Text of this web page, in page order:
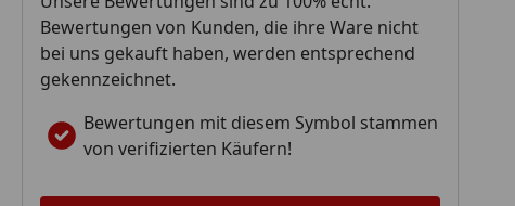
Bewertungen von Kunden, die ihre Ware nicht
bei uns gekauft haben, werden entsprechend
gekennzeichnet.
Bewertungen mit diesem Symbol stammen
von verifizierten Käufern!